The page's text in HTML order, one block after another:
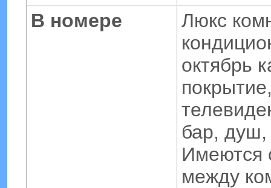
В номере
Люкс
октябрь
бар,
Имеются
между